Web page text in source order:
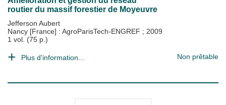
routier du massif forestier de Moyeuvre
Jefferson Aubert
Nancy [France] : AgroParisTech-ENGREF ; 2009
1 vol. (75 p.)
Plus d'information... Non prêtable